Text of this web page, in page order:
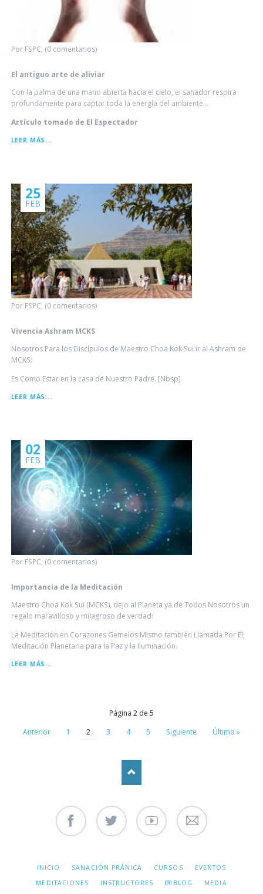
Por FSPC, (0 comentarios)
El antiguo arte de aliviar
Con la palma de una mano abierta hacia el cielo, el sanador respira
profundamente para captar toda la energía del ambiente...
Artículo tomado de El Espectador
LEER MÁS...
Por FSPC, (0 comentarios)
25
FEB
Vivencia Ashram MCKS
Nosotros Para los Discípulos de Maestro Choa Kok Sui ir al Ashram de
MCKS:
Es Como Estar en la casa de Nuestro Padre. [Nbsp]
LEER MÁS...
Por FSPC, (0 comentarios)
02
FEB
Importancia de la Meditación
Maestro Choa Kok Sui (MCKS), dejo al Planeta ya de Todos Nosotros un
regalo maravilloso y milagroso de verdad:
La Meditación en Corazones Gemelos Mismo también Llamada Por El;
Meditación Planetaria para la Paz y la Iluminación.
LEER MÁS...
Página 2 de 5
Anterior
1 2 3 4 5 Siguiente Último »
SALTAR
INICIO SANACIÓN PRÁNICA CURSOS
EVENTOS
MEDITACIONES
INSTRUCTORES BLOG MEDIA